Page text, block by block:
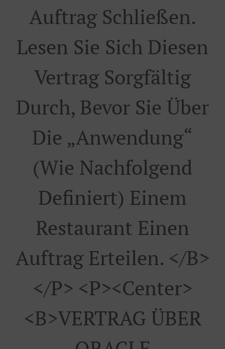
Auftrag Schließen.
Lesen Sie Sich Diesen
Vertrag Sorgfältig
Durch, Bevor Sie Über
Die „Anwendung“
(wie Nachfolgend
Definiert) Einem
Restaurant Einen
Auftrag Erteilen. </b>
</p> <p><center>
<b>VERTRAG ÜBER